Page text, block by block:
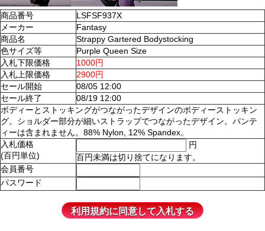
商品番号
LSFSF937X
メーカー
Fantasy
商品名
Strappy Gartered Bodystocking
色サイズ等
Purple Queen Size
入札下限価格
1000円
入札上限価格
2900円
セール開始
08/05 12:00
セール終了
08/19 12:00
ボディーとストッキングがつながったデザインのボディーストッキン
グ。ショルダー部分が細いストラップでつながったデザイン。パンテ
ィーは含まれません。88% Nylon, 12% Spandex。
入札価格
(百円単位)
円
百円未満は切り捨てになります。
会員番号
パスワード